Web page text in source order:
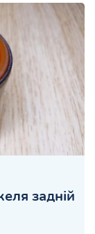
задній